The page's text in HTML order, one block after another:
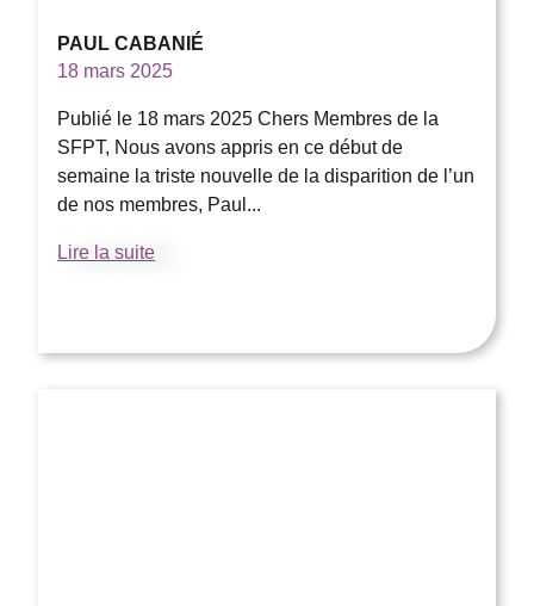
PAUL CABANIÉ
18 mars 2025
Publié le 18 mars 2025 Chers Membres de la
SFPT, Nous avons appris en ce début de
semaine la triste nouvelle de la disparition de l’un
de nos membres, Paul...
Lire la suite